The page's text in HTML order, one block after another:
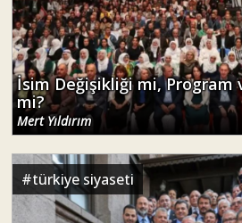
İsim Değişikliği mi, Program
mi?
Mert Yıldırım
#türkiye siyaseti